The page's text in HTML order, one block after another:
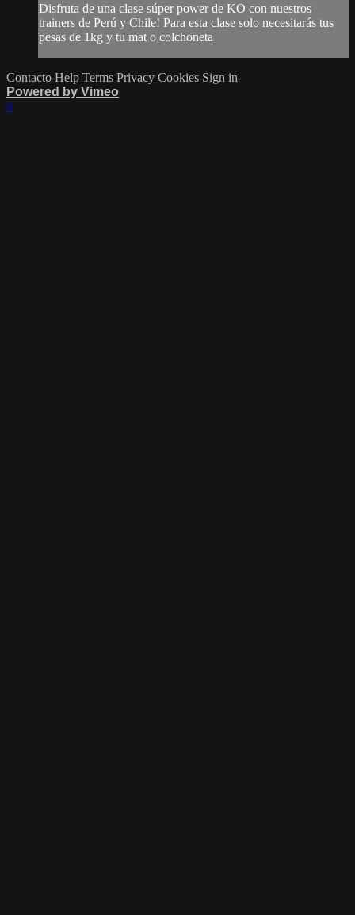
Disfruta de una clase súper power de KO con nuestros
trainers de Perú y Chile! Para esta clase solo necesitarás tus
pesas de 1kg y tu mat o colchoneta
Contacto Help Terms Privacy Cookies Sign in
Powered by Vimeo
×